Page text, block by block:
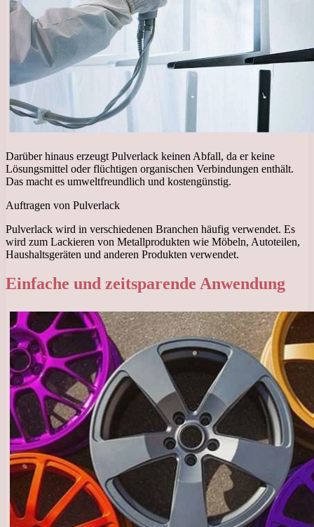
Darüber hinaus erzeugt Pulverlack keinen Abfall, da er keine
Lösungsmittel oder flüchtigen organischen Verbindungen enthält.
Das macht es umweltfreundlich und kostengünstig.
Auftragen von Pulverlack
Pulverlack wird in verschiedenen Branchen häufig verwendet. Es
wird zum Lackieren von Metallprodukten wie Möbeln, Autoteilen,
Haushaltsgeräten und anderen Produkten verwendet.
Einfache und zeitsparende Anwendung